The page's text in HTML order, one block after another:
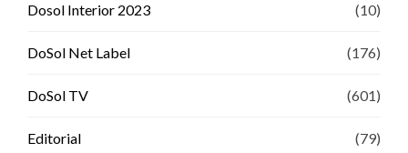
Dosol Interior 2023 (10)
DoSol Net Label (176)
DoSol TV (601)
Editorial (79)